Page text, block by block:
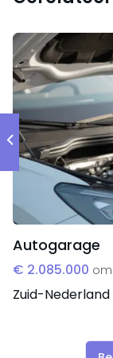
lockdown
door een
heropening
opgetekend.
Reden van
De eigenaars/
om te kiezen
beter te
Autogarage
€ 2.085.000
Zuid-Nederland